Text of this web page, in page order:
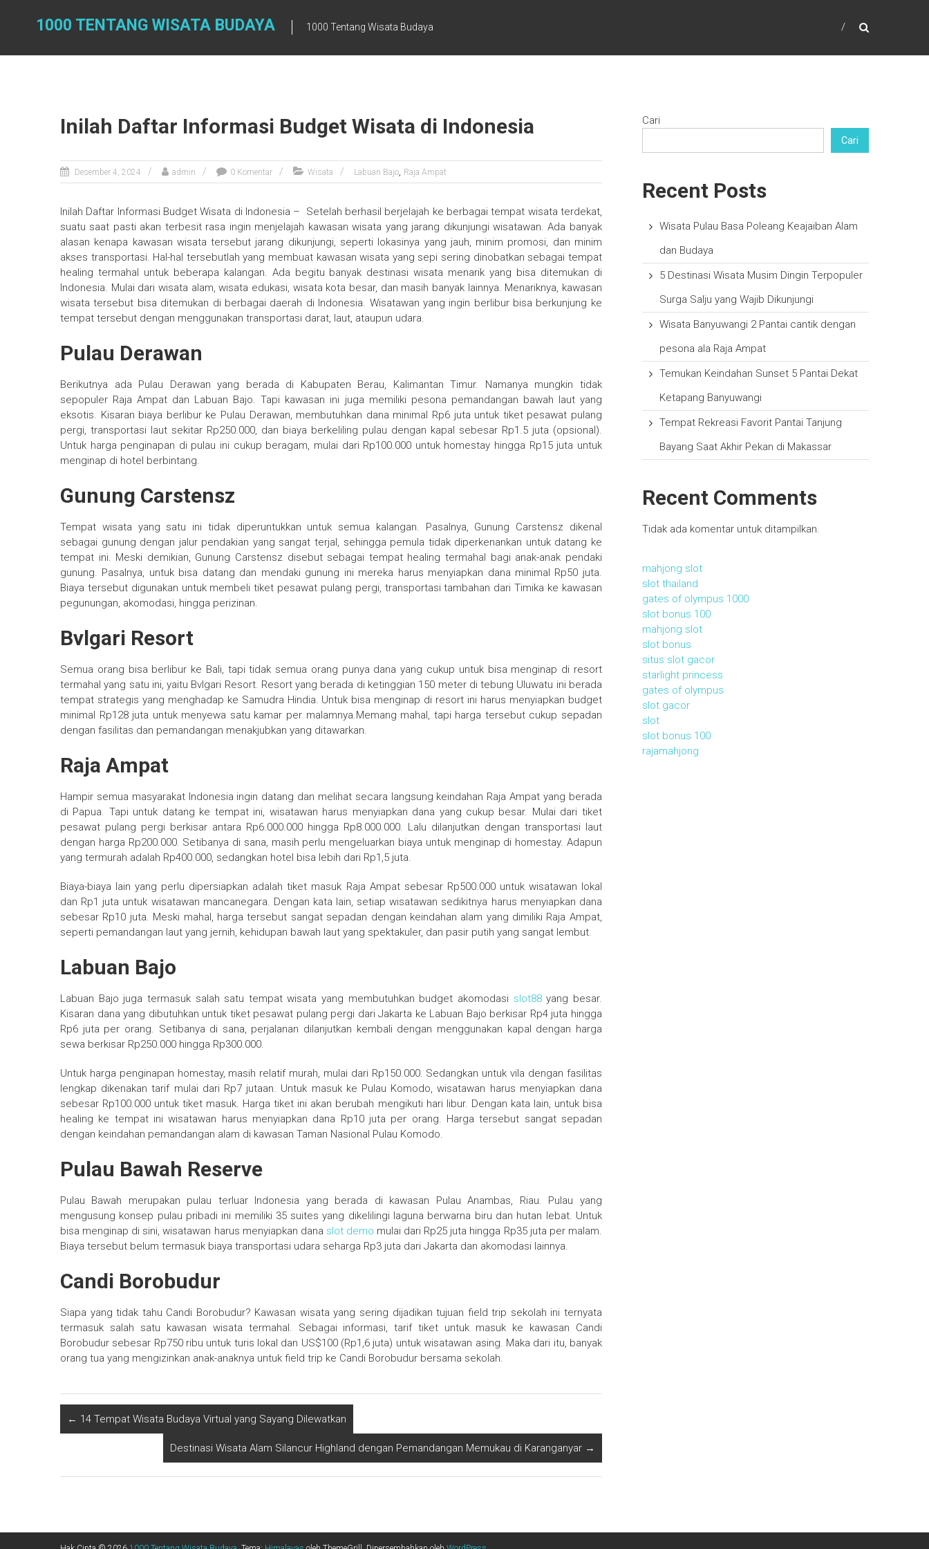
1000 TENTANG WISATA BUDAYA 1000 Tentang Wisata Budaya
Inilah Daftar Informasi Budget Wisata di Indonesia
Desember 4, 2024 admin 0 Komentar Wisata Labuan Bajo, Raja Ampat
Inilah Daftar Informasi Budget Wisata di Indonesia – Setelah berhasil berjelajah ke berbagai tempat wisata terdekat,
suatu saat pasti akan terbesit rasa ingin menjelajah kawasan wisata yang jarang dikunjungi wisatawan. Ada banyak
alasan kenapa kawasan wisata tersebut jarang dikunjungi, seperti lokasinya yang jauh, minim promosi, dan minim
akses transportasi. Hal-hal tersebutlah yang membuat kawasan wisata yang sepi sering dinobatkan sebagai tempat
healing termahal untuk beberapa kalangan. Ada begitu banyak destinasi wisata menarik yang bisa ditemukan di
Indonesia. Mulai dari wisata alam, wisata edukasi, wisata kota besar, dan masih banyak lainnya. Menariknya, kawasan
wisata tersebut bisa ditemukan di berbagai daerah di Indonesia. Wisatawan yang ingin berlibur bisa berkunjung ke
tempat tersebut dengan menggunakan transportasi darat, laut, ataupun udara.
Pulau Derawan
Berikutnya ada Pulau Derawan yang berada di Kabupaten Berau, Kalimantan Timur. Namanya mungkin tidak
sepopuler Raja Ampat dan Labuan Bajo. Tapi kawasan ini juga memiliki pesona pemandangan bawah laut yang
eksotis. Kisaran biaya berlibur ke Pulau Derawan, membutuhkan dana minimal Rp6 juta untuk tiket pesawat pulang
pergi, transportasi laut sekitar Rp250.000, dan biaya berkeliling pulau dengan kapal sebesar Rp1.5 juta (opsional).
Untuk harga penginapan di pulau ini cukup beragam, mulai dari Rp100.000 untuk homestay hingga Rp15 juta untuk
menginap di hotel berbintang.
Gunung Carstensz
Tempat wisata yang satu ini tidak diperuntukkan untuk semua kalangan. Pasalnya, Gunung Carstensz dikenal
sebagai gunung dengan jalur pendakian yang sangat terjal, sehingga pemula tidak diperkenankan untuk datang ke
tempat ini. Meski demikian, Gunung Carstensz disebut sebagai tempat healing termahal bagi anak-anak pendaki
gunung. Pasalnya, untuk bisa datang dan mendaki gunung ini mereka harus menyiapkan dana minimal Rp50 juta.
Biaya tersebut digunakan untuk membeli tiket pesawat pulang pergi, transportasi tambahan dari Timika ke kawasan
pegunungan, akomodasi, hingga perizinan.
Bvlgari Resort
Semua orang bisa berlibur ke Bali, tapi tidak semua orang punya dana yang cukup untuk bisa menginap di resort
termahal yang satu ini, yaitu Bvlgari Resort. Resort yang berada di ketinggian 150 meter di tebung Uluwatu ini berada
tempat strategis yang menghadap ke Samudra Hindia. Untuk bisa menginap di resort ini harus menyiapkan budget
minimal Rp128 juta untuk menyewa satu kamar per malamnya.Memang mahal, tapi harga tersebut cukup sepadan
dengan fasilitas dan pemandangan menakjubkan yang ditawarkan.
Raja Ampat
Hampir semua masyarakat Indonesia ingin datang dan melihat secara langsung keindahan Raja Ampat yang berada
di Papua. Tapi untuk datang ke tempat ini, wisatawan harus menyiapkan dana yang cukup besar. Mulai dari tiket
pesawat pulang pergi berkisar antara Rp6.000.000 hingga Rp8.000.000. Lalu dilanjutkan dengan transportasi laut
dengan harga Rp200.000. Setibanya di sana, masih perlu mengeluarkan biaya untuk menginap di homestay. Adapun
yang termurah adalah Rp400.000, sedangkan hotel bisa lebih dari Rp1,5 juta.
Biaya-biaya lain yang perlu dipersiapkan adalah tiket masuk Raja Ampat sebesar Rp500.000 untuk wisatawan lokal
dan Rp1 juta untuk wisatawan mancanegara. Dengan kata lain, setiap wisatawan sedikitnya harus menyiapkan dana
sebesar Rp10 juta. Meski mahal, harga tersebut sangat sepadan dengan keindahan alam yang dimiliki Raja Ampat,
seperti pemandangan laut yang jernih, kehidupan bawah laut yang spektakuler, dan pasir putih yang sangat lembut.
Labuan Bajo
Labuan Bajo juga termasuk salah satu tempat wisata yang membutuhkan budget akomodasi slot88yang besar.
Kisaran dana yang dibutuhkan untuk tiket pesawat pulang pergi dari Jakarta ke Labuan Bajo berkisar Rp4 juta hingga
Rp6 juta per orang. Setibanya di sana, perjalanan dilanjutkan kembali dengan menggunakan kapal dengan harga
sewa berkisar Rp250.000 hingga Rp300.000.
Untuk harga penginapan homestay, masih relatif murah, mulai dari Rp150.000. Sedangkan untuk vila dengan fasilitas
lengkap dikenakan tarif mulai dari Rp7 jutaan. Untuk masuk ke Pulau Komodo, wisatawan harus menyiapkan dana
sebesar Rp100.000 untuk tiket masuk. Harga tiket ini akan berubah mengikuti hari libur. Dengan kata lain, untuk bisa
healing ke tempat ini wisatawan harus menyiapkan dana Rp10 juta per orang. Harga tersebut sangat sepadan
dengan keindahan pemandangan alam di kawasan Taman Nasional Pulau Komodo.
Pulau Bawah Reserve
Pulau Bawah merupakan pulau terluar Indonesia yang berada di kawasan Pulau Anambas, Riau. Pulau yang
mengusung konsep pulau pribadi ini memiliki 35 suites yang dikelilingi laguna berwarna biru dan hutan lebat. Untuk
bisa menginap di sini, wisatawan harus menyiapkan dana slot demo mulai dari Rp25 juta hingga Rp35 juta per malam.
Biaya tersebut belum termasuk biaya transportasi udara seharga Rp3 juta dari Jakarta dan akomodasi lainnya.
Candi Borobudur
Siapa yang tidak tahu Candi Borobudur? Kawasan wisata yang sering dijadikan tujuan field trip sekolah ini ternyata
termasuk salah satu kawasan wisata termahal. Sebagai informasi, tarif tiket untuk masuk ke kawasan Candi
Borobudur sebesar Rp750 ribu untuk turis lokal dan US$100 (Rp1,6 juta) untuk wisatawan asing. Maka dari itu, banyak
orang tua yang mengizinkan anak-anaknya untuk field trip ke Candi Borobudur bersama sekolah.
← 14 Tempat Wisata Budaya Virtual yang Sayang Dilewatkan
Destinasi Wisata Alam Silancur Highland dengan Pemandangan Memukau di Karanganyar →
Cari
Cari
Recent Posts
Wisata Pulau Basa Poleang Keajaiban Alam
dan Budaya
5 Destinasi Wisata Musim Dingin Terpopuler
Surga Salju yang Wajib Dikunjungi
Wisata Banyuwangi 2 Pantai cantik dengan
pesona ala Raja Ampat
Temukan Keindahan Sunset 5 Pantai Dekat
Ketapang Banyuwangi
Tempat Rekreasi Favorit Pantai Tanjung
Bayang Saat Akhir Pekan di Makassar
Recent Comments
Tidak ada komentar untuk ditampilkan.
mahjong slot
slot thailand
gates of olympus 1000
slot bonus 100
mahjong slot
slot bonus
situs slot gacor
starlight princess
gates of olympus
slot gacor
slot
slot bonus 100
rajamahjong